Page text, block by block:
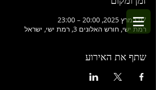
07 במרץ 2025, 20:00 – 23:00
רמת ישי, חורש האלונים 3, רמת ישי, ישראל
שתף את האירוע